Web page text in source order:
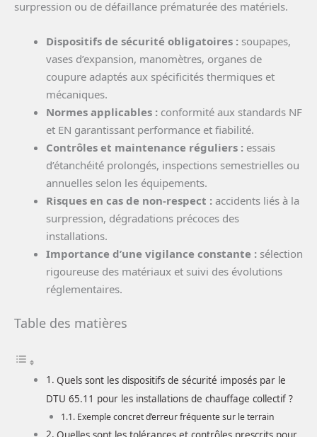
surpression ou de défaillance prématurée des matériels.
Dispositifs de sécurité obligatoires : soupapes,
vases d’expansion, manomètres, organes de
coupure adaptés aux spécificités thermiques et
mécaniques.
Normes applicables : conformité aux standards NF
et EN garantissant performance et fiabilité.
Contrôles et maintenance réguliers : essais
d’étanchéité prolongés, inspections semestrielles ou
annuelles selon les équipements.
Risques en cas de non-respect : accidents liés à la
surpression, dégradations précoces des
installations.
Importance d’une vigilance constante : sélection
rigoureuse des matériaux et suivi des évolutions
réglementaires.
Table des matières
Quels sont les dispositifs de sécurité imposés par le
DTU 65.11 pour les installations de chauffage collectif ?
Exemple concret d’erreur fréquente sur le terrain